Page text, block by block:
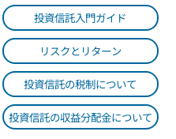
投資信託入門ガイド
リスクとリターン
投資信託の税制について
投資信託の収益分配金について